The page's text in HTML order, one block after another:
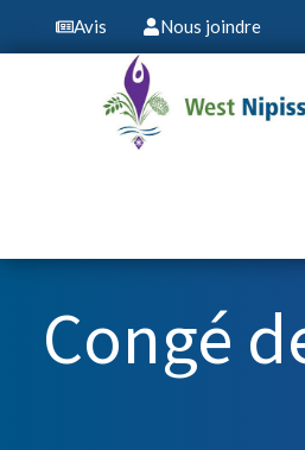
Avis Nous joindre
Congé